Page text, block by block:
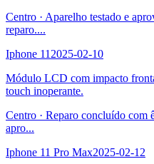
Centro · Aparelho testado e
reparo....
Iphone 11 2025-02-10
Módulo LCD com impacto
touch inoperante.
Centro · Reparo concluído com
apro...
Iphone 11 Pro Max2025-02-12